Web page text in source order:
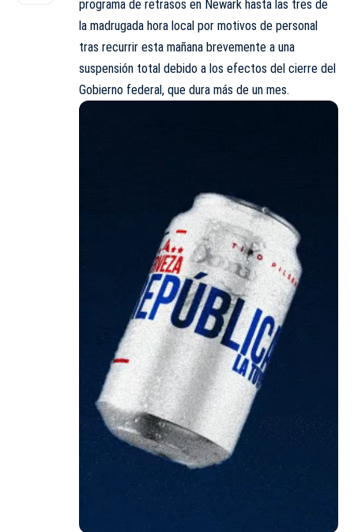
programa de retrasos en Newark hasta las tres de
la madrugada hora local por motivos de personal
tras recurrir esta mañana brevemente a una
suspensión total debido a los efectos del cierre del
Gobierno federal, que dura más de un mes.